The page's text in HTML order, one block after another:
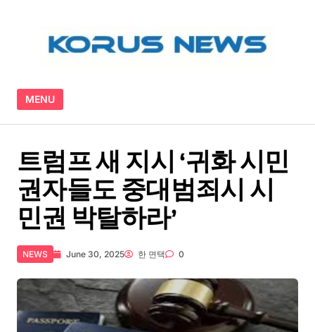
MENU
트럼프 새 지시 ‘귀화 시민
권자들도 중대범죄시 시
민권 박탈하라’
NEWS June 30, 2025 한 면택 0